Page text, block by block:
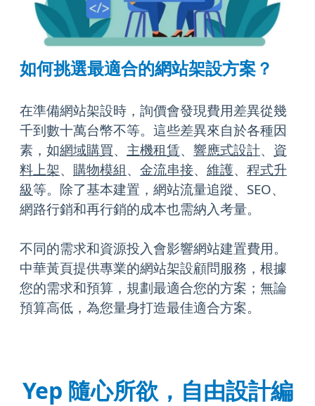
如何挑選最適合的網站架設方案？
在準備網站架設時，詢價會發現費用差異從幾
千到數十萬台幣不等。這些差異來自於各種因
素，如網域購買、 主機租賃、 響應式設計、 資
料上架、 購物模組、 金流串接、 維護、 程式升
級等。除了基本建置，網站流量追蹤、SEO、
網路行銷和再行銷的成本也需納入考量。
不同的需求和資源投入會影響網站建置費用。
中華黃頁提供專業的網站架設顧問服務，根據
您的需求和預算，規劃最適合您的方案；無論
預算高低，為您量身打造最佳適合方案。
Yep 隨心所欲，自由設計編